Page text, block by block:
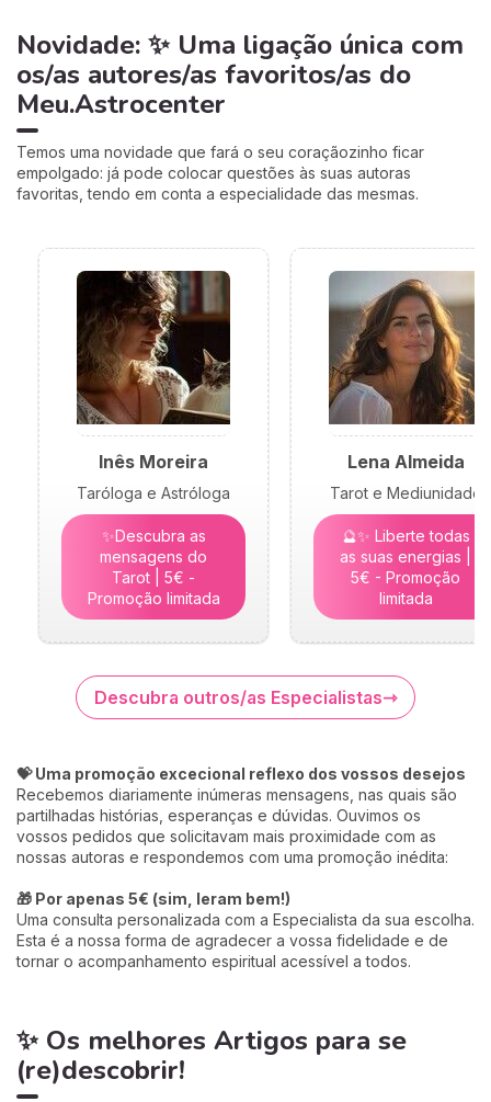
Novidade: ✨ Uma ligação única com
os/as autores/as favoritos/as do
Meu.Astrocenter
Temos uma novidade que fará o seu coraçãozinho ficar
empolgado: já pode colocar questões às suas autoras
favoritas, tendo em conta a especialidade das mesmas.
Inês Moreira
Taróloga e Astróloga
✨Descubra as
mensagens do
Tarot | 5€ -
Promoção limitada
Lena Almeida
Tarot e Mediunidade
🔮✨ Liberte todas
as suas energias |
5€ - Promoção
limitada
Descubra outros/as Especialistas
💝 Uma promoção excecional reflexo dos vossos desejos
Recebemos diariamente inúmeras mensagens, nas quais são
partilhadas histórias, esperanças e dúvidas. Ouvimos os
vossos pedidos que solicitavam mais proximidade com as
nossas autoras e respondemos com uma promoção inédita:
🎁 Por apenas 5€ (sim, leram bem!)
Uma consulta personalizada com a Especialista da sua escolha.
Esta é a nossa forma de agradecer a vossa fidelidade e de
tornar o acompanhamento espiritual acessível a todos.
✨ Os melhores Artigos para se
(re)descobrir!